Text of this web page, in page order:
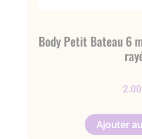
Body Petit Bateau 6
2.00
Ajouter